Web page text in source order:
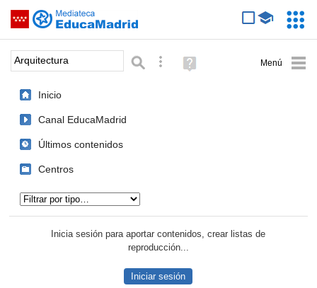
Saltar navegación
Palabra o frase: Búsqueda avanzada
Ayuda
(en
Inicio
Canal EducaMadrid
Últimos contenidos
Centros
Inicia sesión para aportar contenidos, crear listas de
reproducción...
Iniciar sesión